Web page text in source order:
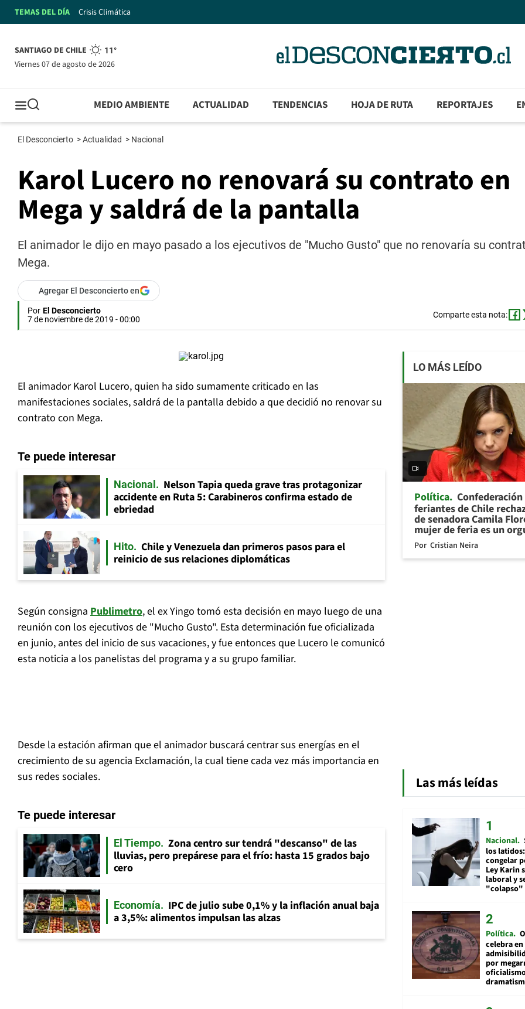
TEMAS DEL DÍA Crisis Climática
SANTIAGO DE CHILE 11°
viernes 07 de agosto de 2026
MEDIO AMBIENTE ACTUALIDAD TENDENCIAS HOJA DE RUTA REPORTAJES
El Desconcierto >Actualidad > Nacional
Karol Lucero no renovará su contrato en
Mega y saldrá de la pantalla
El animador le dijo en mayo pasado a los ejecutivos de "Mucho Gusto" que no renovaría su
Mega.
Agregar El Desconcierto en
Por El Desconcierto
7 de noviembre de 2019 - 00:00
Comparte esta nota:
El animador Karol Lucero, quien ha sido sumamente criticado en las
manifestaciones sociales, saldrá de la pantalla debido a que decidió no renovar su
contrato con Mega.
Te puede interesar
Nacional
Nelson Tapia queda grave tras protagonizar
accidente en Ruta 5: Carabineros confirma estado de
ebriedad
Hito
Chile y Venezuela dan primeros pasos para el
reinicio de sus relaciones diplomáticas
Según consigna Publimetro, el ex Yingo tomó esta decisión en mayo luego de una
reunión con los ejecutivos de "Mucho Gusto". Esta determinación fue oficializada
en junio, antes del inicio de sus vacaciones, y fue entonces que Lucero le comunicó
esta noticia a los panelistas del programa y a su grupo familiar.
Desde la estación afirman que el animador buscará centrar sus energías en el
crecimiento de su agencia Exclamación, la cual tiene cada vez más importancia en
sus redes sociales.
Te puede interesar
El Tiempo
Zona centro sur tendrá "descanso" de las
lluvias, pero prepárese para el frío: hasta 15 grados bajo
cero
Economía
IPC de julio sube 0,1% y la inflación anual baja
a 3,5%: alimentos impulsan las alzas
LO MÁS LEÍDO
Política Confederación
feriantes de Chile
de senadora Camila
mujer de feria es un
Por Cristian Neira
Las más leídas
Nacional
los
congelar
Ley Karin
laboral y
"colapso"
Política
celebra
por